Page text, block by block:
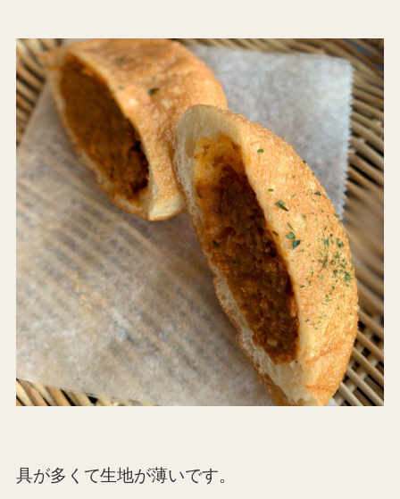
具が多くて生地が薄いです。